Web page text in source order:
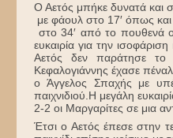
Ο Αετός μπήκε δυνατά και
με φάουλ στο 17′ όπως
στο 34′ από το πουθενά
ευκαιρία για την
Αετός δεν παράτησε το
Κεφαλογιάννης έχασε
ο Άγγελος Σπαχής με
παιχνιδιού.Η μεγάλη
2-2 οι Μαργαρίτες σε μια
Έτσι ο Αετός έπεσε στην